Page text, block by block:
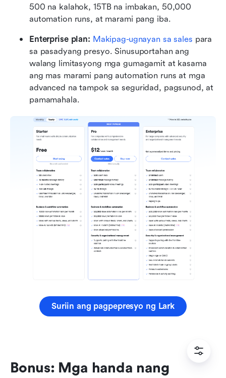
500 na kalahok, 15TB na imbakan, 50,000
automation runs, at marami pang iba.
Enterprise plan: Makipag-ugnayan sa sales para
sa pasadyang presyo. Sinusuportahan ang
walang limitasyong mga gumagamit at kasama
ang mas marami pang automation runs at mga
advanced na tampok sa seguridad, pagsunod, at
pamamahala.
Suriin ang pagpepresyo ng Lark
Bonus: Mga handa nang